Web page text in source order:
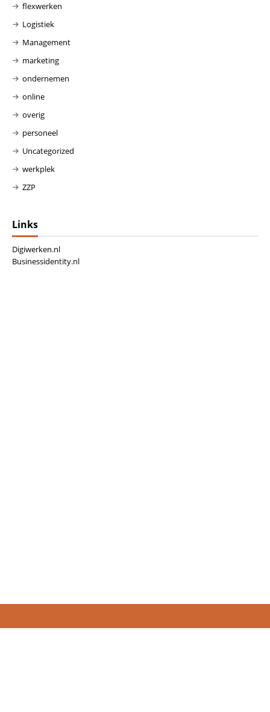
flexwerken
Logistiek
Management
marketing
ondernemen
online
overig
personeel
Uncategorized
werkplek
ZZP
Links
Digiwerken.nl
Businessidentity.nl